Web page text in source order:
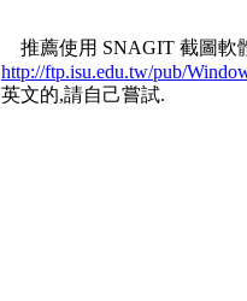
推薦使用 SNAGIT 截圖軟
http://ftp.isu.edu.tw/pub/
英文的,請自己嘗試.